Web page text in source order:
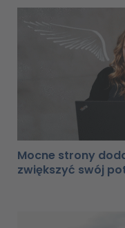
Mocne strony
zwiększyć swój